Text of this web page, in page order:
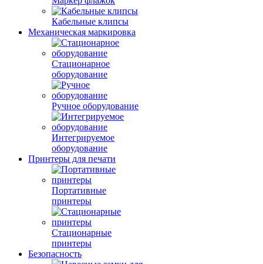
Кабельные клипсы
Механическая маркировка
Стационарное
оборудование
Ручное оборудование
Интегрируемое
оборудование
Принтеры для печати
Портативные
принтеры
Стационарные
принтеры
Безопасность